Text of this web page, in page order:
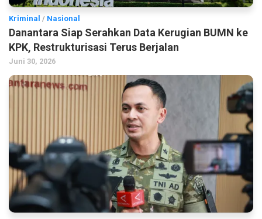
Kriminal / Nasional
Danantara Siap Serahkan Data Kerugian BUMN ke
KPK, Restrukturisasi Terus Berjalan
Juni 30, 2026